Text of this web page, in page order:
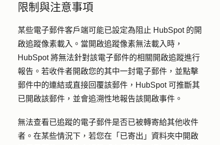
限制與注意事項
某些電子郵件客戶端可能已設定為阻止 HubSpot 的開
啟追蹤像素載入。當開啟追蹤像素無法載入時，
HubSpot 將無法針對該電子郵件的相關開啟追蹤進行
報告。若收件者開啟您的其中一封電子郵件，並點擊
郵件中的連結或直接回覆該郵件，HubSpot 可推斷其
已開啟該郵件，並會追溯性地報告該開啟事件。
無法查看已追蹤的電子郵件是否已被轉寄給其他收件
者。在某些情況下，若您在「已寄出」資料夾中開啟